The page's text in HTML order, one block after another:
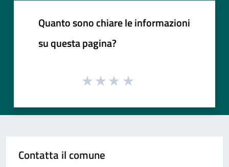
Quanto sono chiare le informazioni
su questa pagina?
Contatta il comune